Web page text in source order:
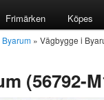
Frimärken Köpes
Byarum » Vägbygge i
(56792-